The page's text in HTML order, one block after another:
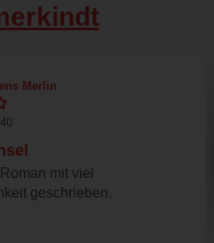
Merlin
mit viel
geschrieben.